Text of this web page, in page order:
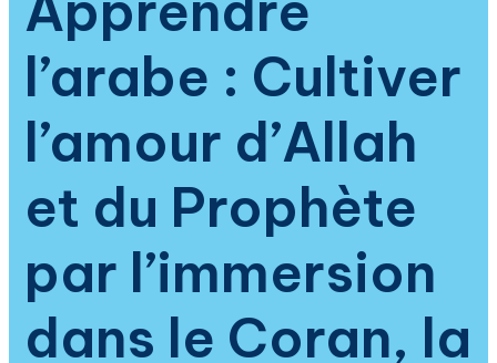
l’arabe : Cultiver
l’amour d’Allah
et du Prophète
par l’immersion
dans le Coran, la
l’islam